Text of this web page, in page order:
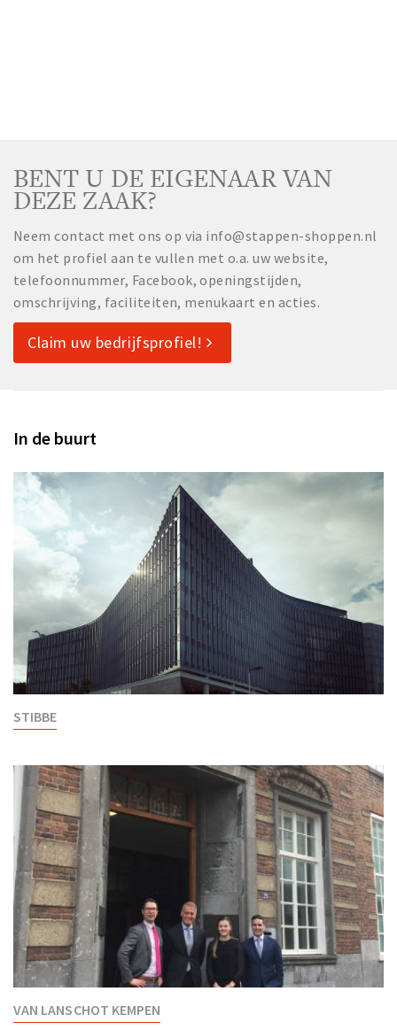
BENT U DE EIGENAAR VAN
DEZE ZAAK?
Neem contact met ons op via info@stappen-shoppen.nl
om het profiel aan te vullen met o.a. uw website,
telefoonnummer, Facebook, openingstijden,
omschrijving, faciliteiten, menukaart en acties.
Claim uw bedrijfsprofiel!
In de buurt
STIBBE
VAN LANSCHOT KEMPEN